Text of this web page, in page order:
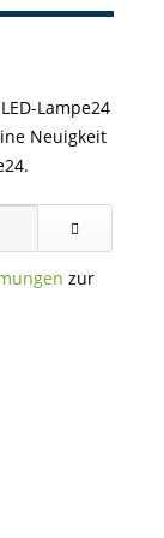
Lampe24
Neuigkeit
zur